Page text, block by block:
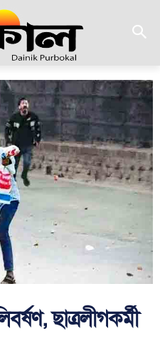
ছাত্রলীগকর্মী